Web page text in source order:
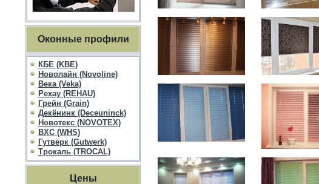
Оконные профили
КБЕ (KBE)
Новолайн (Novoline)
Века (Veka)
Рехау (REHAU)
Грейн (Grain)
Декёнинк (Deceuninck)
Новотекс (NOVOTEX)
ВХС (WHS)
Гутверк (Gutwerk)
Трокаль (TROCAL)
Цены